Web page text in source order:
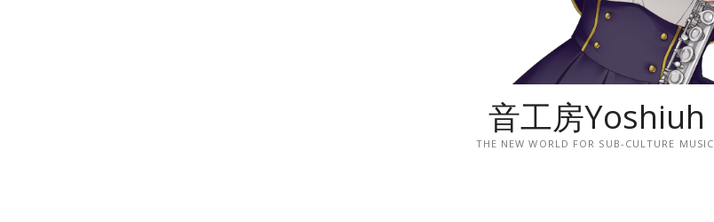
音工房Yoshiuh
THE NEW WORLD FOR SUB-CULTURE MUSIC.